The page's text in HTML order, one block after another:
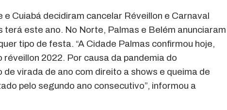
Cuiabá decidiram cancelar Réveillon e Carnaval
terá este ano. No Norte, Palmas e Belém anunciaram
tipo de festa. “A Cidade Palmas confirmou hoje,
2022. Por causa da pandemia do
virada de ano com direito a shows e queima de
pelo segundo ano consecutivo”, informou a